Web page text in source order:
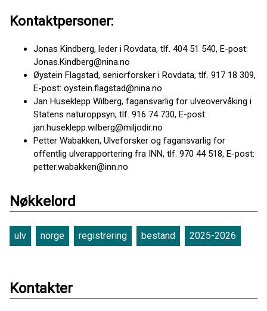
Kontaktpersoner:
Jonas Kindberg, leder i Rovdata, tlf. 404 51 540, E-post:
Jonas.Kindberg@nina.no
Øystein Flagstad, seniorforsker i Rovdata, tlf. 917 18 309,
E-post: oystein.flagstad@nina.no
Jan Huseklepp Wilberg, fagansvarlig for ulveovervåking i
Statens naturoppsyn, tlf. 916 74 730, E-post:
jan.huseklepp.wilberg@miljodir.no
Petter Wabakken, Ulveforsker og fagansvarlig for
offentlig ulverapportering fra INN, tlf. 970 44 518, E-post:
petter.wabakken@inn.no
Nøkkelord
ulv norge registrering bestand 2025-2026
Kontakter